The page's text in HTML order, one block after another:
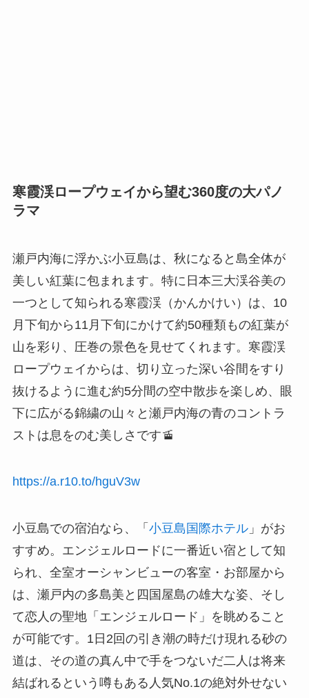
寒霞渓ロープウェイから望む360度の大パノ
ラマ
瀬戸内海に浮かぶ小豆島は、秋になると島全体が
美しい紅葉に包まれます。特に日本三大渓谷美の
一つとして知られる寒霞渓（かんかけい）は、10
月下旬から11月下旬にかけて約50種類もの紅葉が
山を彩り、圧巻の景色を見せてくれます。寒霞渓
ロープウェイからは、切り立った深い谷間をすり
抜けるように進む約5分間の空中散歩を楽しめ、眼
下に広がる錦繍の山々と瀬戸内海の青のコントラ
ストは息をのむ美しさです🚡
https://a.r10.to/hguV3w
小豆島での宿泊なら、「 小豆島国際ホテル」がお
すすめ。エンジェルロードに一番近い宿として知
られ、全室オーシャンビューの客室・お部屋から
は、瀬戸内の多島美と四国屋島の雄大な姿、そし
て恋人の聖地「エンジェルロード」を眺めること
が可能です。1日2回の引き潮の時だけ現れる砂の
道は、その道の真ん中で手をつないだ二人は将来
結ばれるという噂もある人気No.1の絶対外せない